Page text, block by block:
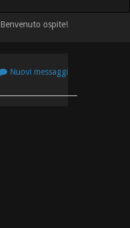
Benvenuto ospite!
Nuovi messaggi